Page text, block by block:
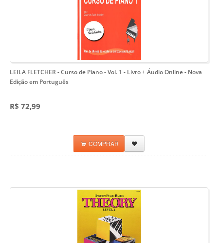
LEILA FLETCHER - Curso de Piano - Vol. 1 - Livro + Áudio Online- Nova
Edição em Português
R$ 72,99
COMPRAR